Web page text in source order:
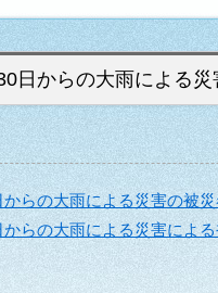
日からの大雨による
らの大雨による災害の被
からの大雨による災害によ